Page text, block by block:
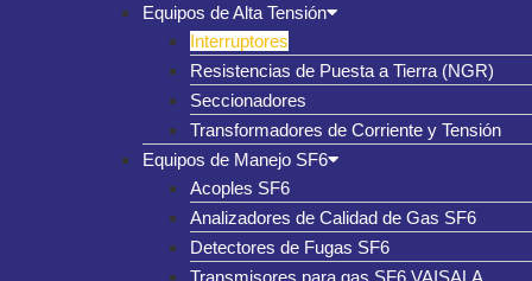
Equipos de Alta Tensión
Interruptores
Resistencias de Puesta a Tierra (NGR)
Seccionadores
Transformadores de Corriente y Tensión
Equipos de Manejo SF6
Acoples SF6
Analizadores de Calidad de Gas SF6
Detectores de Fugas SF6
Transmisores para gas SF6 VAISALA